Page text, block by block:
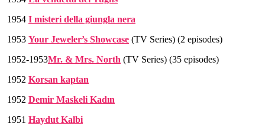
1954 I misteri della giungla nera
1953 Your Jeweler’s Showcase (TV Series) (2 episodes)
1952-1953Mr. & Mrs. North (TV Series) (35 episodes)
1952 Korsan kaptan
1952 Demir Maskeli Kadın
1951 Haydut Kalbi